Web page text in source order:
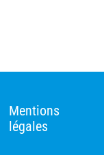
Mentions
légales